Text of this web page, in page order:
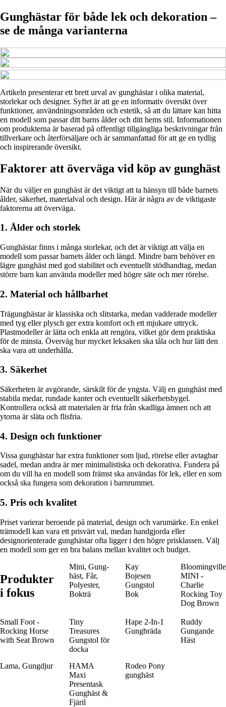
Gunghästar för både lek och dekoration –
se de många varianterna
Artikeln presenterar ett brett urval av gunghästar i olika material,
storlekar och designer. Syftet är att ge en informativ översikt över
funktioner, användningsområden och estetik, så att du lättare kan hitta
en modell som passar ditt barns ålder och ditt hems stil. Informationen
om produkterna är baserad på offentligt tillgängliga beskrivningar från
tillverkare och återförsäljare och är sammanfattad för att ge en tydlig
och inspirerande översikt.
Faktorer att överväga vid köp av gunghäst
När du väljer en gunghäst är det viktigt att ta hänsyn till både barnets
ålder, säkerhet, materialval och design. Här är några av de viktigaste
faktorerna att överväga.
1. Ålder och storlek
Gunghästar finns i många storlekar, och det är viktigt att välja en
modell som passar barnets ålder och längd. Mindre barn behöver en
lägre gunghäst med god stabilitet och eventuellt stödhandtag, medan
större barn kan använda modeller med högre säte och mer rörelse.
2. Material och hållbarhet
Trägunghästar är klassiska och slitstarka, medan vadderade modeller
med tyg eller plysch ger extra komfort och ett mjukare uttryck.
Plastmodeller är lätta och enkla att rengöra, vilket gör dem praktiska
för de minsta. Överväg hur mycket leksaken ska tåla och hur lätt den
ska vara att underhålla.
3. Säkerhet
Säkerheten är avgörande, särskilt för de yngsta. Välj en gunghäst med
stabila medar, rundade kanter och eventuellt säkerhetsbygel.
Kontrollera också att materialen är fria från skadliga ämnen och att
ytorna är släta och flisfria.
4. Design och funktioner
Vissa gunghästar har extra funktioner som ljud, rörelse eller avtagbar
sadel, medan andra är mer minimalistiska och dekorativa. Fundera på
om du vill ha en modell som främst ska användas för lek, eller en som
också ska fungera som dekoration i barnrummet.
5. Pris och kvalitet
Priset varierar beroende på material, design och varumärke. En enkel
trämodeIl kan vara ett prisvärt val, medan handgjorda eller
designorienterade gunghästar ofta ligger i den högre prisklassen. Välj
en modell som ger en bra balans mellan kvalitet och budget.
Produkter
i fokus
Mini, Gung­
häst, Får,
Polyester,
Bokträ
Kay
Bojesen
Gungstol
Bok
Bloomingville
MINI -
Charlie
Rocking Toy
Dog Brown
Small Foot -
Rocking Horse
with Seat Brown
Tiny
Treasures
Gungstol för
docka
Hape 2-In-1
Gungbräda
Ruddy
Gungande
Häst
Lama, Gungdjur
HAMA
Maxi
Presentask
Gunghäst &
Fjäril
Rodeo Pony
gunghäst